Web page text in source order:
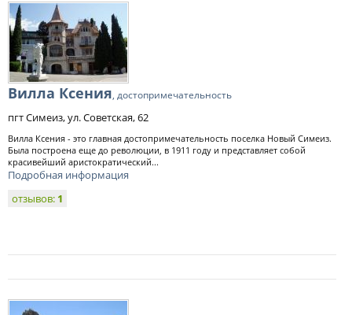
Вилла Ксения, достопримечательность
пгт Симеиз, ул. Советская, 62
Вилла Ксения - это главная достопримечательность поселка Новый Симеиз.
Была построена еще до революции, в 1911 году и представляет собой
красивейший аристократический...
Подробная информация
отзывов: 1